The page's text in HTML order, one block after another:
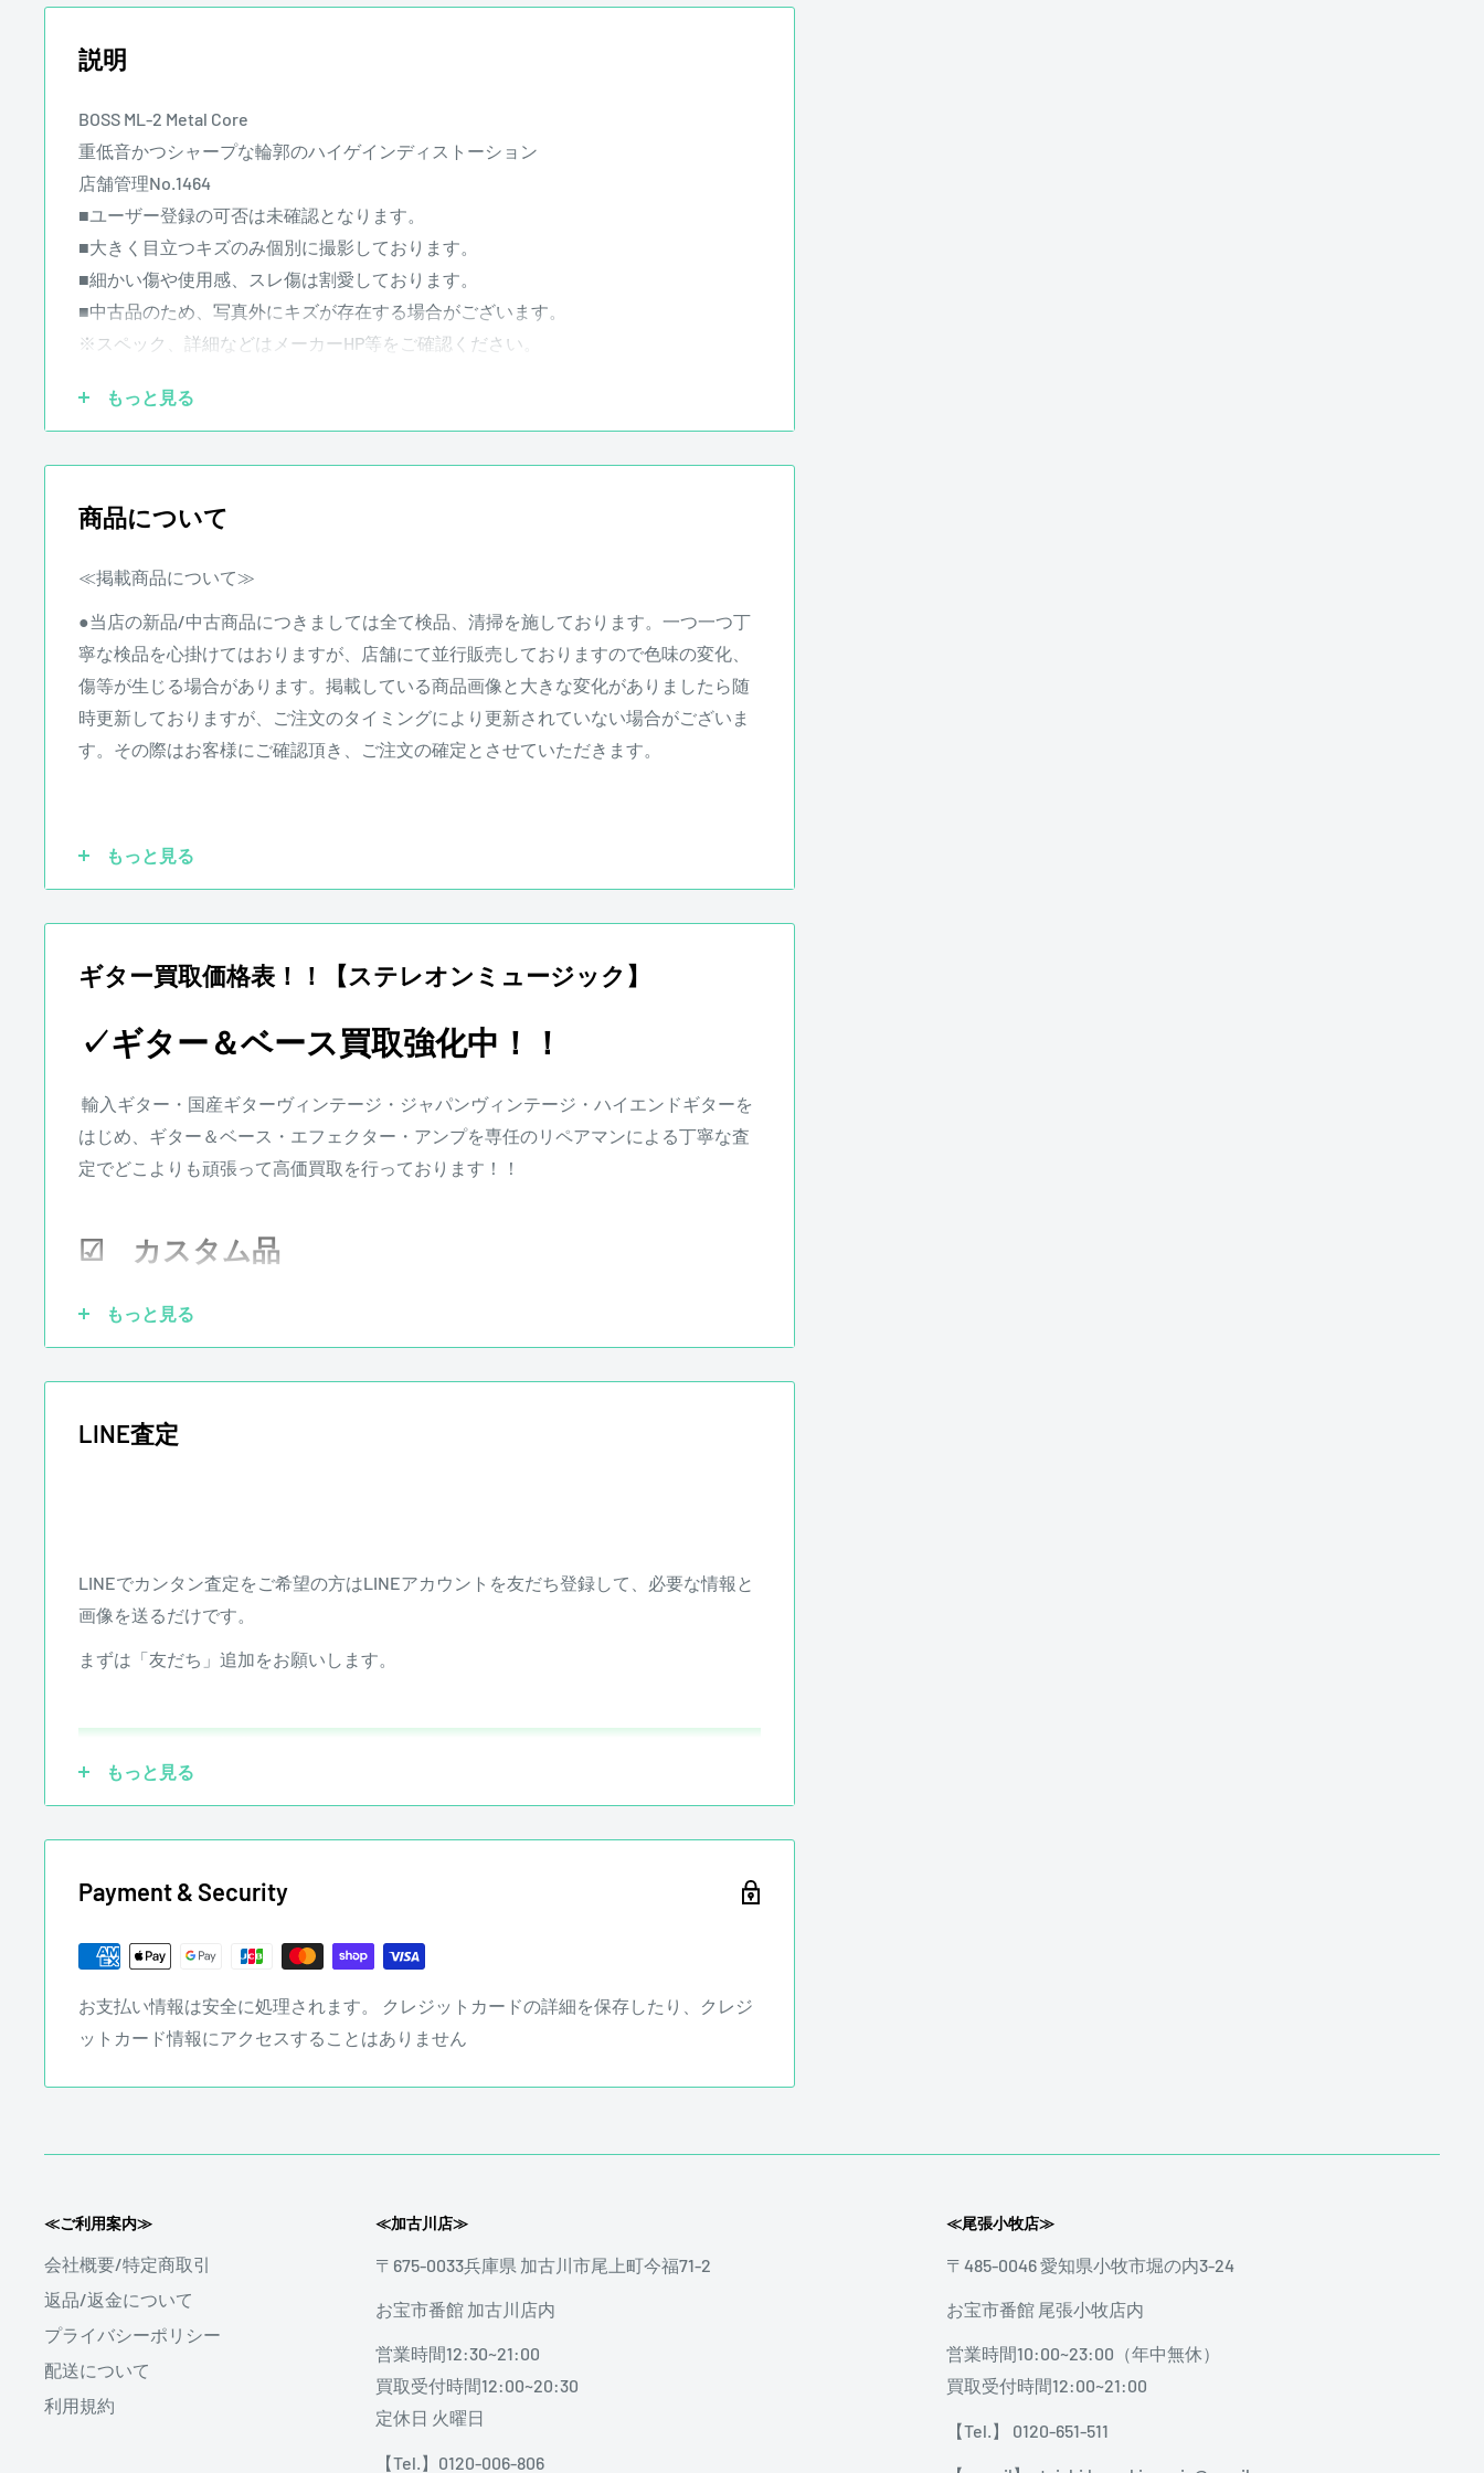
説明
BOSS ML-2 Metal Core
重低音かつシャープな輪郭のハイゲインディストーション
店舗管理No.1464
■ユーザー登録の可否は未確認となります。
■大きく目立つキズのみ個別に撮影しております。
■細かい傷や使用感、スレ傷は割愛しております。
■中古品のため、写真外にキズが存在する場合がございます。
※スペック、詳細などはメーカーHP等をご確認ください。
【商品状態】
中古品 キズあり
※状態は画像にてご確認ください。
店頭にて買取を行った中古品となります。
その他、写真に写りきらないスリ傷等が存在する場合がございます。
商品状態は担当者の主観によるものとなります。
画像と合わせてご確認ください。
もっと見る
商品について
≪掲載商品について≫
●当店の新品/中古商品につきましては全て検品、清掃を施しております。一つ一つ丁
寧な検品を心掛けてはおりますが、
店舗にて並行販売しておりますので色味の変化、
傷等が生じる場合があります。掲載している商品画像と大きな変化がありましたら随
時更新しておりますが、ご注文のタイミングにより更新されていない場合がございま
す。その際はお客様にご確認頂き、ご注文の確定とさせていただきます。
す。予めご了承ください。
●保証書が付属している商品につきましては購入から1年となります。保証期
常なご使用状況のもとで発生した故障につきましては、無料で調整・修理致します。
楽器本体に対する保証となります。消耗部品、付属品、セット等に含まれる楽器本体
以外の商品に関しましては保証の対象外となります。また、配送にかかる費用は原則
※その他楽器の保証期間について到着後3日以内に初期不良などがあった場合、弊社に
て調整、リペアの対応をさせて頂きます。また、配送にかかる費用は原則お客様負担
もっと見る
ギター買取価格表！！【ステレオンミュージック】
✓ギター＆ベース買取強化中！！
輸入ギター・国産ギターヴィンテージ・ジャパンヴィンテージ・ハイエンドギターを
はじめ、ギター＆ベース・エフェクター・アンプを専任のリペアマンによる丁寧な査
定でどこよりも頑張って高価買取を行っております！！
☑ カスタム品
ピックアップを社外品に交換していても大丈夫です！もちろん純正品がなくても買取
☑ 傷あり
傷が付きます。ギターは弾いてこそギターです。ステレオンミュージックでは通常の
使用における細かな傷についてマイナス査定はいたしません。
☑ 塗装剥げ
もっと見る
LINE査定
LINEでカンタン査定をご希望の方はLINEアカウントを友だち登録して、必要な情報と
画像を送るだけです。
まずは「友だち」追加をお願いします。
stereon music LINE QRコード
もっと見る
Payment & Security
お支払い情報は安全に処理されます。 クレジットカードの詳細を保存したり、クレジ
ットカード情報にアクセスすることはありません
≪ご利用案内≫
会社概要/特定商取引
返品/返金について
プライバシーポリシー
配送について
利用規約
≪加古川店≫
〒675-0033兵庫県 加古川市尾上町今福71-2
お宝市番館 加古川店内
営業時間12:30~21:00
買取受付時間12:00~20:30
定休日 火曜日
【Tel.】0120-006-806
≪尾張小牧店≫
〒485-0046 愛知県小牧市堀の内3-24
お宝市番館 尾張小牧店内
営業時間10:00~23:00（年中無休）
買取受付時間12:00~21:00
【Tel.】 0120-651-511